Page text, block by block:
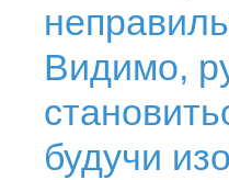
Видимо,
будучи